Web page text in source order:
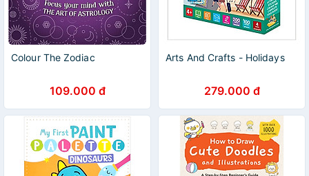
Colour The Zodiac
109.000 đ
Arts And Crafts - Holidays
279.000 đ